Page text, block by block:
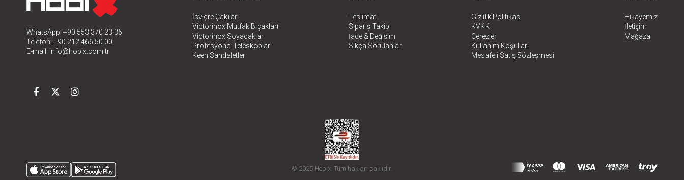
WhatsApp: +90 553 370 23 36
Telefon: +90 212 466 50 00
E-mail: info@hobix.com.tr
İsviçre Çakıları
Victorinox Mutfak Bıçakları
Victorinox Soyacaklar
Profesyonel Teleskoplar
Keen Sandaletler
Teslimat
Sipariş Takip
İade & Değişim
Sıkça Sorulanlar
Gizlilik Politikası
KVKK
Çerezler
Kullanım Koşulları
Mesafeli Satış Sözleşmesi
Hikayemiz
İletişim
Mağaza
© 2025 Hobix. Tüm hakları saklıdır.